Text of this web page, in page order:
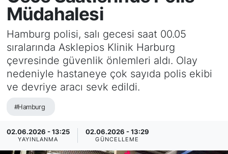
Müdahalesi
Hamburg polisi, salı gecesi saat 00.05
sıralarında Asklepios Klinik Harburg
çevresinde güvenlik önlemleri aldı. Olay
nedeniyle hastaneye çok sayıda polis ekibi
ve devriye aracı sevk edildi.
#Hamburg
02.06.2026 - 13:25
YAYINLANMA
02.06.2026 - 13:29
GÜNCELLEME
SPOR
DEUTSCH
EKONOMİ
SİYASET
SAĞLIK
Tüm Manşetler
Son Dakika Haberleri
Haber Arşivi